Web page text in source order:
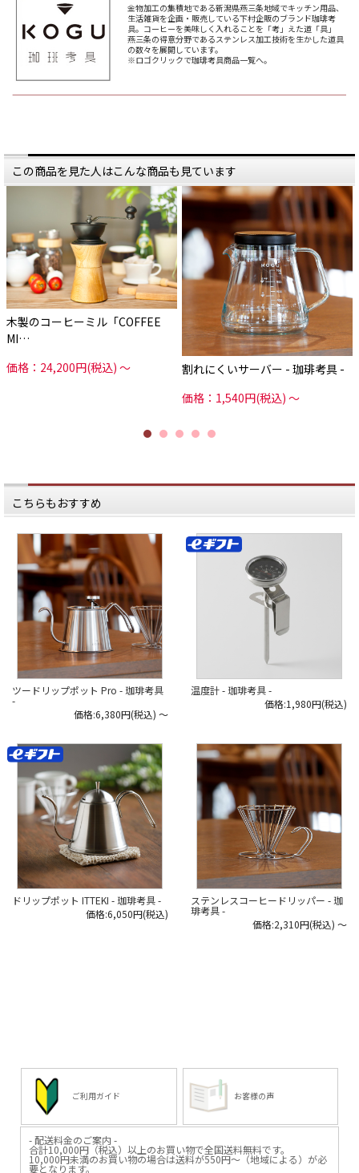
金物加工の集積地である新潟県燕三条地域でキッチン用品、
生活雑貨を企画・販売している下村企販のブランド珈琲考
具。コーヒーを美味しく入れることを「考」えた道「具」
燕三条の得意分野であるステンレス加工技術を生かした道具
の数々を展開しています。
※ロゴクリックで珈琲考具商品一覧へ。
この商品を見た人はこんな商品も見ています
木製のコーヒーミル「COFFEE
MI…
価格：24,200円(税込)～
割れにくいサーバー - 珈琲考具 -
価格：1,540円(税込)～
こちらもおすすめ
ツードリップポット Pro - 珈琲考具
-
価格:6,380円(税込) ～
温度計 - 珈琲考具 -
価格:1,980円(税込)
ドリップポット ITTEKI - 珈琲考具 -
価格:6,050円(税込)
ステンレスコーヒードリッパー - 珈
琲考具 -
価格:2,310円(税込) ～
ご利用ガイド お客様の声
- 配送料金のご案内 -
合計10,000円（税込）以上のお買い物で全国送料無料です。
10,000円未満のお買い物の場合は送料が550円～（地域による）が必
要となります。